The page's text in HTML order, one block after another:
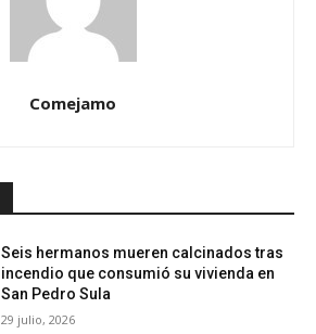
Comejamo
Seis hermanos mueren calcinados tras
incendio que consumió su vivienda en
San Pedro Sula
29 julio, 2026